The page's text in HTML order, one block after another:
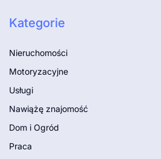
Kategorie
Nieruchomości
Motoryzacyjne
Usługi
Nawiążę znajomość
Dom i Ogród
Praca